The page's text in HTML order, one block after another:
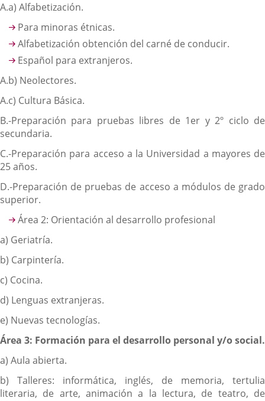
A.a) Alfabetización.
Para minoras étnicas.
Alfabetización obtención del carné de conducir.
Español para extranjeros.
A.b) Neolectores.
A.c) Cultura Básica.
B.-Preparación para pruebas libres de 1er y 2º ciclo de
secundaria.
C.-Preparación para acceso a la Universidad a mayores de
25 años.
D.-Preparación de pruebas de acceso a módulos de grado
superior.
Área 2: Orientación al desarrollo profesional
a) Geriatría.
b) Carpintería.
c) Cocina.
d) Lenguas extranjeras.
e) Nuevas tecnologías.
Área 3: Formación para el desarrollo personal y/o social.
a) Aula abierta.
b) Talleres: informática, inglés, de memoria, tertulia
literaria, de arte, animación a la lectura, de teatro, de